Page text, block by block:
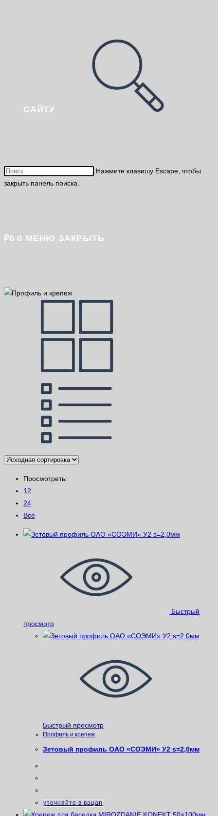
САЙТУ
Нажмите клавишу Escape, чтобы
закрыть панель поиска.
₽0 0 МЕНЮ ЗАКРЫТЬ
Просмотреть:
12
24
Все
Быстрый
просмотр
Быстрый просмотр
Профиль и крепеж
Зетовый профиль ОАО «СОЭМИ» У2 s=2,0мм
уточняйте в вацап